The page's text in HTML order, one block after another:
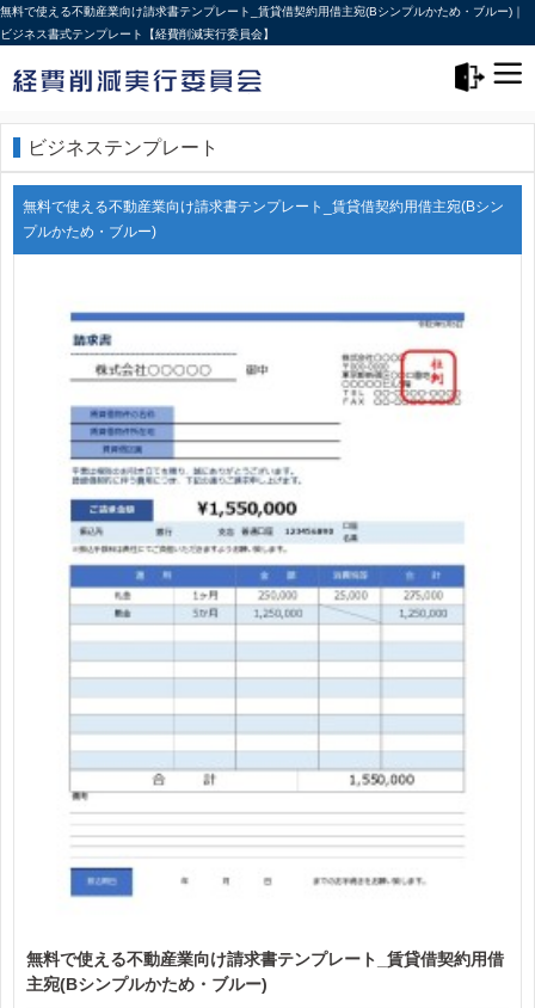
無料で使える不動産業向け請求書テンプレート_賃貸借契約用借主宛(Bシンプルかため・ブルー)｜
ビジネス書式テンプレート【経費削減実行委員会】
ビジネステンプレート
無料で使える不動産業向け請求書テンプレート_賃貸借契約用借主宛(Bシン
プルかため・ブルー)
無料で使える不動産業向け請求書テンプレート_賃貸借契約用借
主宛(Bシンプルかため・ブルー)